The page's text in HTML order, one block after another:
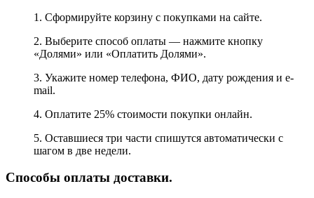
1. Сформируйте корзину с покупками на сайте.
2. Выберите способ оплаты — нажмите кнопку
«Долями» или «Оплатить Долями».
3. Укажите номер телефона, ФИО, дату рождения и e-
mail.
4. Оплатите 25% стоимости покупки онлайн.
5. Оставшиеся три части спишутся автоматически с
шагом в две недели.
Способы оплаты доставки.